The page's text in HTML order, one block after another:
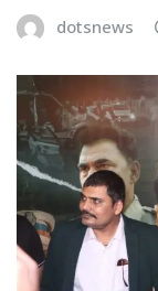
dotsnews